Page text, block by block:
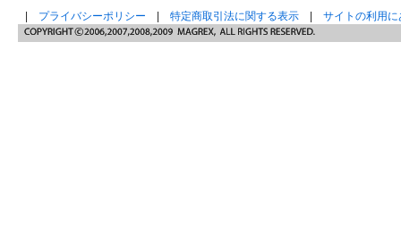
プライバシーポリシー 特定商取引法に関する表示 サイトの利用に